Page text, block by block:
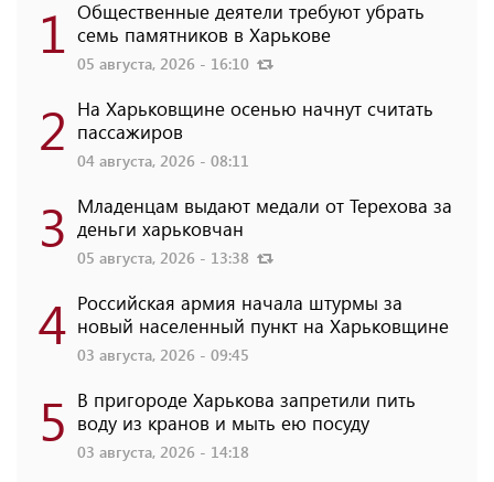
1 Общественные деятели требуют убрать
семь памятников в Харькове
05 августа, 2026 - 16:10
2 На Харьковщине осенью начнут считать
пассажиров
04 августа, 2026 - 08:11
3 Младенцам выдают медали от Терехова за
деньги харьковчан
05 августа, 2026 - 13:38
4 Российская армия начала штурмы за
новый населенный пункт на Харьковщине
03 августа, 2026 - 09:45
5 В пригороде Харькова запретили пить
воду из кранов и мыть ею посуду
03 августа, 2026 - 14:18